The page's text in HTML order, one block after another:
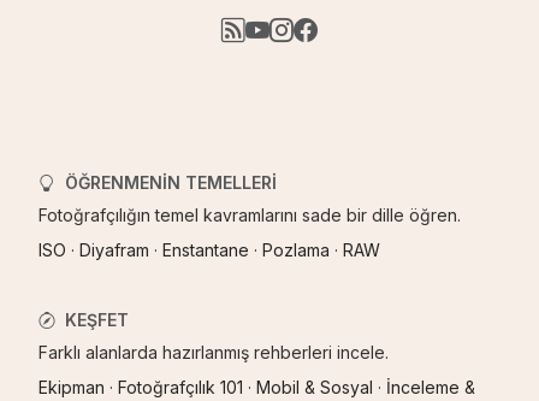
ÖĞRENMENIN TEMELLERI
Fotoğrafçılığın temel kavramlarını sade bir dille öğren.
ISO · Diyafram · Enstantane · Pozlama · RAW
KEŞFET
Farklı alanlarda hazırlanmış rehberleri incele.
Ekipman · Fotoğrafçılık 101 · Mobil & Sosyal · İnceleme &